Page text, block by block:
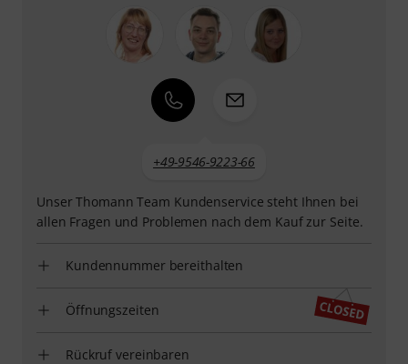
+49-9546-9223-66
Unser Thomann Team Kundenservice steht Ihnen bei
allen Fragen und Problemen nach dem Kauf zur Seite.
Kundennummer bereithalten
Öffnungszeiten
Rückruf vereinbaren